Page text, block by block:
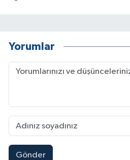
Yorumlar
Gönder